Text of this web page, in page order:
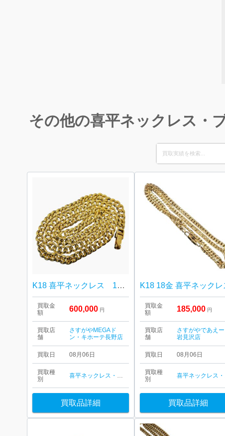
その他の喜平ネックレス・
Search
for:
K18 喜平ネックレス 18金
買取金
額
600,000 円
買取店
舗
さすがやMEGAド
ン・キホーテ長野店
買取日 08月06日
買取種
別
喜平ネックレス・ブレスレット
買取品詳細
K18 18金 喜平ネックレ
買取金
額
185,000 円
買取店
舗
さすがやであえ
岩見沢店
買取日 08月06日
買取種
別
買取品詳細